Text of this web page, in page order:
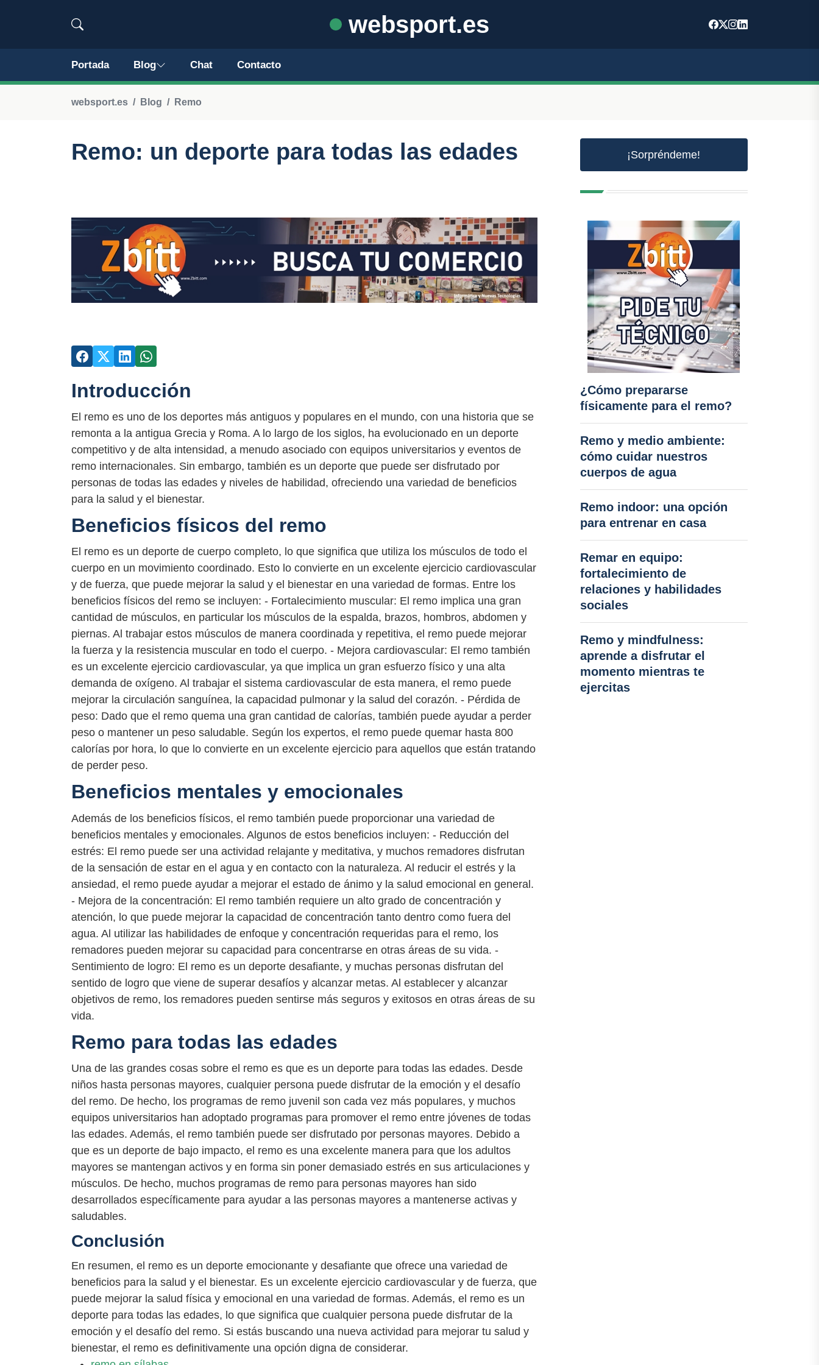
websport.es
Portada Blog Chat Contacto
websport.es Blog Remo
Remo: un deporte para todas las edades
Introducción
El remo es uno de los deportes más antiguos y populares en el mundo, con una historia que se
remonta a la antigua Grecia y Roma. A lo largo de los siglos, ha evolucionado en un deporte
competitivo y de alta intensidad, a menudo asociado con equipos universitarios y eventos de
remo internacionales. Sin embargo, también es un deporte que puede ser disfrutado por
personas de todas las edades y niveles de habilidad, ofreciendo una variedad de beneficios
para la salud y el bienestar.
Beneficios físicos del remo
El remo es un deporte de cuerpo completo, lo que significa que utiliza los músculos de todo el
cuerpo en un movimiento coordinado. Esto lo convierte en un excelente ejercicio cardiovascular
y de fuerza, que puede mejorar la salud y el bienestar en una variedad de formas. Entre los
beneficios físicos del remo se incluyen: - Fortalecimiento muscular: El remo implica una gran
cantidad de músculos, en particular los músculos de la espalda, brazos, hombros, abdomen y
piernas. Al trabajar estos músculos de manera coordinada y repetitiva, el remo puede mejorar
la fuerza y la resistencia muscular en todo el cuerpo. - Mejora cardiovascular: El remo también
es un excelente ejercicio cardiovascular, ya que implica un gran esfuerzo físico y una alta
demanda de oxígeno. Al trabajar el sistema cardiovascular de esta manera, el remo puede
mejorar la circulación sanguínea, la capacidad pulmonar y la salud del corazón. - Pérdida de
peso: Dado que el remo quema una gran cantidad de calorías, también puede ayudar a perder
peso o mantener un peso saludable. Según los expertos, el remo puede quemar hasta 800
calorías por hora, lo que lo convierte en un excelente ejercicio para aquellos que están tratando
de perder peso.
Beneficios mentales y emocionales
Además de los beneficios físicos, el remo también puede proporcionar una variedad de
beneficios mentales y emocionales. Algunos de estos beneficios incluyen: - Reducción del
estrés: El remo puede ser una actividad relajante y meditativa, y muchos remadores disfrutan
de la sensación de estar en el agua y en contacto con la naturaleza. Al reducir el estrés y la
ansiedad, el remo puede ayudar a mejorar el estado de ánimo y la salud emocional en general.
- Mejora de la concentración: El remo también requiere un alto grado de concentración y
atención, lo que puede mejorar la capacidad de concentración tanto dentro como fuera del
agua. Al utilizar las habilidades de enfoque y concentración requeridas para el remo, los
remadores pueden mejorar su capacidad para concentrarse en otras áreas de su vida. -
Sentimiento de logro: El remo es un deporte desafiante, y muchas personas disfrutan del
sentido de logro que viene de superar desafíos y alcanzar metas. Al establecer y alcanzar
objetivos de remo, los remadores pueden sentirse más seguros y exitosos en otras áreas de su
vida.
Remo para todas las edades
Una de las grandes cosas sobre el remo es que es un deporte para todas las edades. Desde
niños hasta personas mayores, cualquier persona puede disfrutar de la emoción y el desafío
del remo. De hecho, los programas de remo juvenil son cada vez más populares, y muchos
equipos universitarios han adoptado programas para promover el remo entre jóvenes de todas
las edades. Además, el remo también puede ser disfrutado por personas mayores. Debido a
que es un deporte de bajo impacto, el remo es una excelente manera para que los adultos
mayores se mantengan activos y en forma sin poner demasiado estrés en sus articulaciones y
músculos. De hecho, muchos programas de remo para personas mayores han sido
desarrollados específicamente para ayudar a las personas mayores a mantenerse activas y
saludables.
Conclusión
En resumen, el remo es un deporte emocionante y desafiante que ofrece una variedad de
beneficios para la salud y el bienestar. Es un excelente ejercicio cardiovascular y de fuerza, que
puede mejorar la salud física y emocional en una variedad de formas. Además, el remo es un
deporte para todas las edades, lo que significa que cualquier persona puede disfrutar de la
emoción y el desafío del remo. Si estás buscando una nueva actividad para mejorar tu salud y
bienestar, el remo es definitivamente una opción digna de considerar.
¡Sorpréndeme!
¿Cómo prepararse
físicamente para el remo?
Remo y medio ambiente:
cómo cuidar nuestros
cuerpos de agua
Remo indoor: una opción
para entrenar en casa
Remar en equipo:
fortalecimiento de
relaciones y habilidades
sociales
Remo y mindfulness:
aprende a disfrutar el
momento mientras te
ejercitas